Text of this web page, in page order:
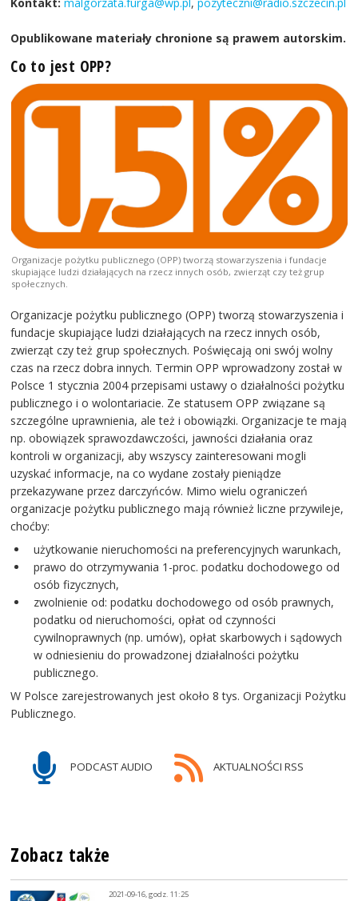
Opublikowane materiały chronione są prawem autorskim.
Co to jest OPP?
Organizacje pożytku publicznego (OPP) tworzą stowarzyszenia i fundacje
skupiające ludzi działających na rzecz innych osób, zwierząt czy też grup
społecznych.
Organizacje pożytku publicznego (OPP) tworzą stowarzyszenia i
fundacje skupiające ludzi działających na rzecz innych osób,
zwierząt czy też grup społecznych. Poświęcają oni swój wolny
czas na rzecz dobra innych. Termin OPP wprowadzony został w
Polsce 1 stycznia 2004 przepisami ustawy o działalności pożytku
publicznego i o wolontariacie. Ze statusem OPP związane są
szczególne uprawnienia, ale też i obowiązki. Organizacje te mają
np. obowiązek sprawozdawczości, jawności działania oraz
kontroli w organizacji, aby wszyscy zainteresowani mogli
uzyskać informacje, na co wydane zostały pieniądze
przekazywane przez darczyńców. Mimo wielu ograniczeń
organizacje pożytku publicznego mają również liczne przywileje,
choćby:
użytkowanie nieruchomości na preferencyjnych warunkach,
prawo do otrzymywania 1-proc. podatku dochodowego od
osób fizycznych,
zwolnienie od: podatku dochodowego od osób prawnych,
podatku od nieruchomości, opłat od czynności
cywilnoprawnych (np. umów), opłat skarbowych i sądowych
w odniesieniu do prowadzonej działalności pożytku
publicznego.
W Polsce zarejestrowanych jest około 8 tys. Organizacji Pożytku
Publicznego.
PODCAST AUDIO AKTUALNOŚCI RSS
Zobacz także
2021-09-16, godz. 11:25